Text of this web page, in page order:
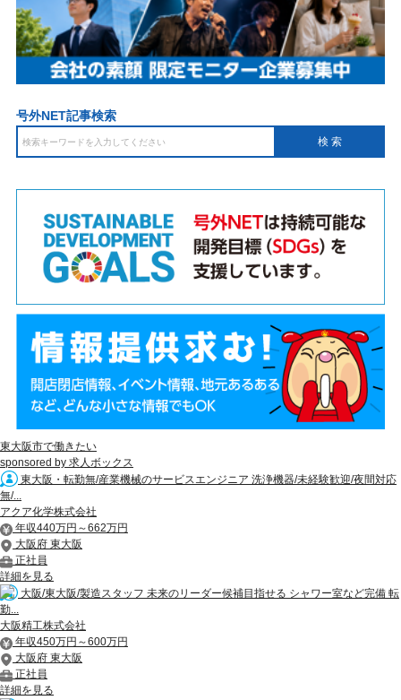
号外NET記事検索
東大阪市で働きたい
sponsored by 求人ボックス
東大阪・転勤無/産業機械のサービスエンジニア 洗浄機器/未経験歓迎/夜間対応
無/...
アクア化学株式会社
年収440万円～662万円
大阪府 東大阪
正社員
詳細を見る
大阪/東大阪/製造スタッフ 未来のリーダー候補目指せる シャワー室など完備 転
勤...
大阪精工株式会社
年収450万円～600万円
大阪府 東大阪
正社員
詳細を見る